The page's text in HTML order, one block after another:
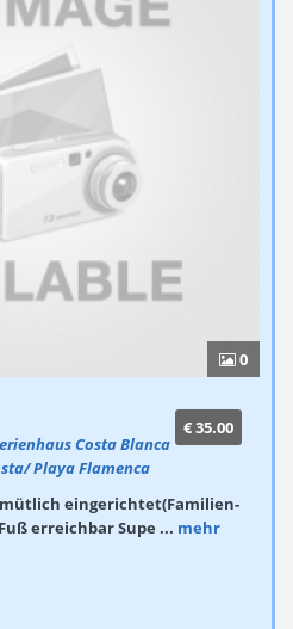
0
€ 35.00
Costa Blanca
Playa Flamenca
eingerichtet(Familien-
erreichbar Supe ... mehr